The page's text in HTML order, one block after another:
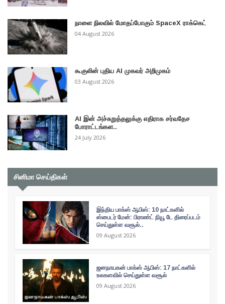
நாளை நிலவில் மோதப்போகும் SpaceX ராக்கெட்
04 August 2026
கூகுலின் புதிய AI முகவர் அறிமுகம்
03 August 2026
AI இன் அச்சுறுத்தலுக்கு எதிராக சர்வதேச
போராட்டங்கள..
24 July 2026
சினிமா செய்திகள்
இந்திய பாக்ஸ் ஆபிஸ்: 10 நாட்களில்
ஸ்பைடர் மேன்: பிராண்ட் நியூ டே திரைப்படம்
செய்துள்ள வசூல்..
09 August 2026
ஜனநாயகன் பாக்ஸ் ஆபிஸ்: 17 நாட்களில்
உலகளவில் செய்துள்ள வசூல்
09 August 2026